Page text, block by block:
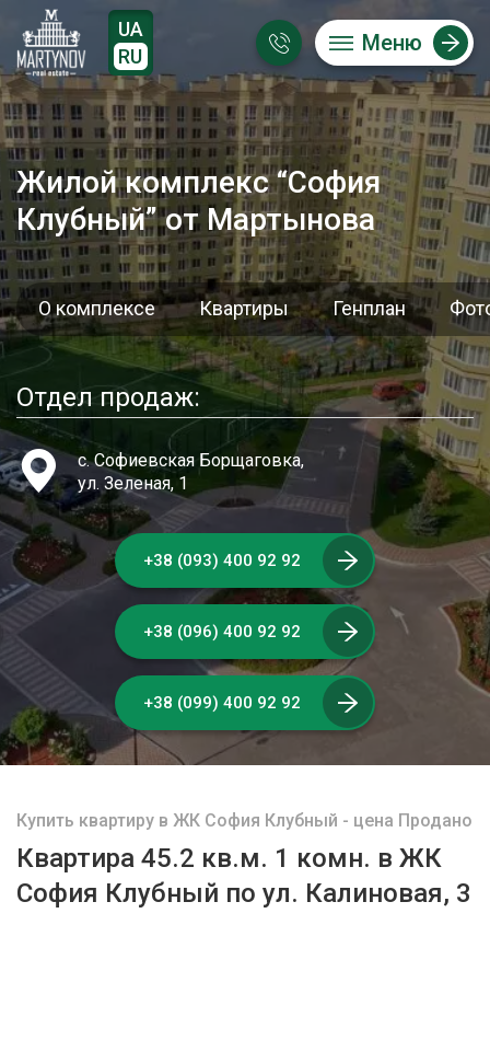
UA
RU
Меню
Жилой комплекс “София
Клубный” от Мартынова
О комплексе Квартиры Генплан
Отдел продаж:
с. Софиевская Борщаговка,
ул. Зеленая, 1
+38 (093) 400 92 92
+38 (096) 400 92 92
+38 (099) 400 92 92
Купить квартиру в ЖК София Клубный - цена Продано
Квартира 45.2 кв.м. 1 комн. в ЖК
София Клубный по ул. Калиновая, 3